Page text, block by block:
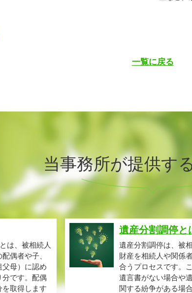
一覧に戻る
当事務所が提供す
は、被相続人
偶者や子、
母）に認め
分です。配偶
取得します
遺産分割調停と
遺産分割調停は、被
財産を相続人や関係
合うプロセスです。
遺言書がない場合や
関する紛争がある場